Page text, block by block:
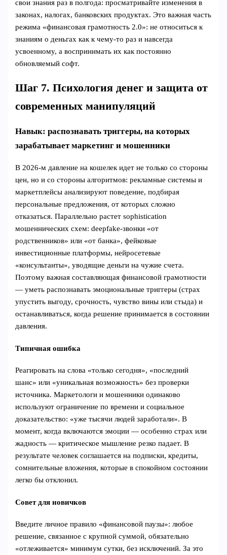
свои знания раз в полгода: просматривайте изменения в
законах, налогах, банковских продуктах. Это важная часть
режима «финансовая грамотность 2.0»: не относиться к
знаниям о деньгах как к чему‑то раз и навсегда
усвоенному, а воспринимать их как постоянно
обновляемый софт.
Шаг 7. Психология денег и защита от
современных манипуляций
Навык: распознавать триггеры, на которых
зарабатывает маркетинг и мошенники
В 2026‑м давление на кошелек идет не только со стороны
цен, но и со стороны алгоритмов: рекламные системы и
маркетплейсы анализируют поведение, подбирая
персональные предложения, от которых сложно
отказаться. Параллельно растет sophistication
мошеннических схем: deepfake‑звонки «от
родственников» или «от банка», фейковые
инвестиционные платформы, нейросетевые
«консультанты», уводящие деньги на чужие счета.
Поэтому важная составляющая финансовой грамотности
— уметь распознавать эмоциональные триггеры (страх
упустить выгоду, срочность, чувство вины или стыда) и
останавливаться, когда решение принимается в состоянии
давления.
Типичная ошибка
Реагировать на слова «только сегодня», «последний
шанс» или «уникальная возможность» без проверки
источника. Маркетологи и мошенники одинаково
используют ограничение по времени и социальное
доказательство: «уже тысячи людей заработали». В
момент, когда включаются эмоции — особенно страх или
жадность — критическое мышление резко падает. В
результате человек соглашается на подписки, кредиты,
сомнительные вложения, которые в спокойном состоянии
легко бы отклонил.
Совет для новичков
Введите личное правило «финансовой паузы»: любое
решение, связанное с крупной суммой, обязательно
«отлеживается» минимум сутки, без исключений. За это